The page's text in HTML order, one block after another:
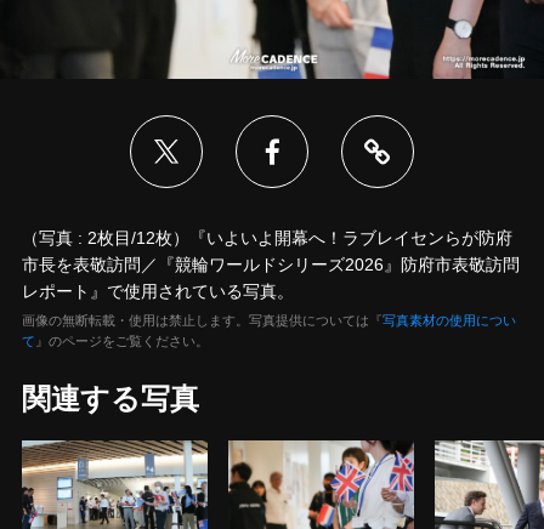
（写真 : 2枚目/12枚）『いよいよ開幕へ！ラブレイセンらが防府
市長を表敬訪問／『競輪ワールドシリーズ2026』防府市表敬訪問
レポート』で使用されている写真。
画像の無断転載・使用は禁止します。写真提供については『写真素材の使用につい
て 』のページをご覧ください。
関連する写真